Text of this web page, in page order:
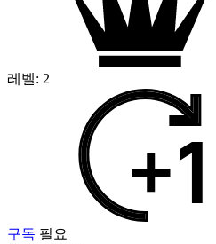
레벨: 2
구독 필요